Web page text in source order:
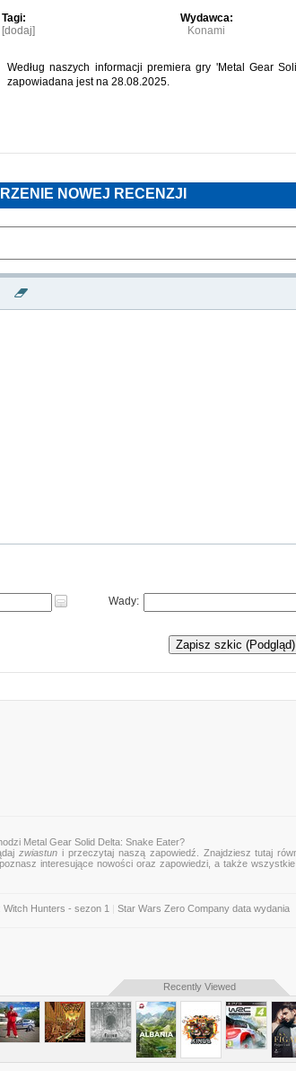
Tagi:
[dodaj]
Wydawca:
Konami
Według naszych informacji premiera gry 'Metal Gear
zapowiadana jest na 28.08.2025.
NOWEJ RECENZJI
Wady:
Zapisz szkic (Podgląd)
Metal Gear Solid Delta: Snake Eater?
zwiastun i przeczytaj naszą zapowiedź. Znajdziesz tutaj
interesujące nowości oraz zapowiedzi, a także
Witch Hunters - sezon 1 Star Wars Zero Company data wydania
Recently Viewed